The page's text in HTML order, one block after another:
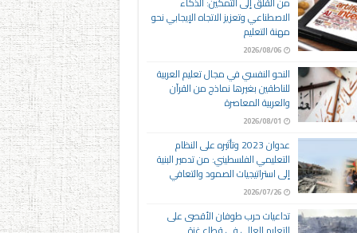
الاصطناعي وتعزيز الاتجاه الإيجابي نحو
مهنة التعليم
2026/08/06
النحو النفسي في مجال تعليم العربية
للناطقين بغيرها نماذج من القرآن
والعربية المعاصرة
2026/08/01
عدوان 2023 وتأثيره على النظام
التعليمي الفلسطيني: من تدمير البنية
إلى استراتيجيات الصمود والتعافي
2026/07/26
تداعيات حرب طوفان الأقصى على